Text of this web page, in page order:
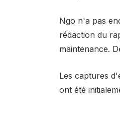
Ngo n'a pas
rédaction du
maintenance.
Les captures
ont été